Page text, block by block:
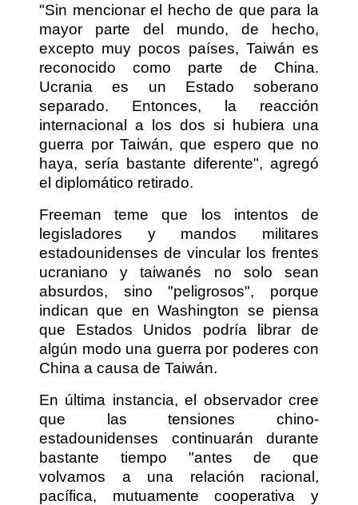
"Sin mencionar el hecho de que para la
mayor parte del mundo, de hecho,
excepto muy pocos países, Taiwán es
reconocido como parte de China.
Ucrania es un Estado soberano
separado. Entonces, la reacción
internacional a los dos si hubiera una
guerra por Taiwán, que espero que no
haya, sería bastante diferente", agregó
el diplomático retirado.
Freeman teme que los intentos de
legisladores y mandos militares
estadounidenses de vincular los frentes
ucraniano y taiwanés no solo sean
absurdos, sino "peligrosos", porque
indican que en Washington se piensa
que Estados Unidos podría librar de
algún modo una guerra por poderes con
China a causa de Taiwán.
En última instancia, el observador cree
que las tensiones chino-
estadounidenses continuarán durante
bastante tiempo "antes de que
volvamos a una relación racional,
pacífica, mutuamente cooperativa y